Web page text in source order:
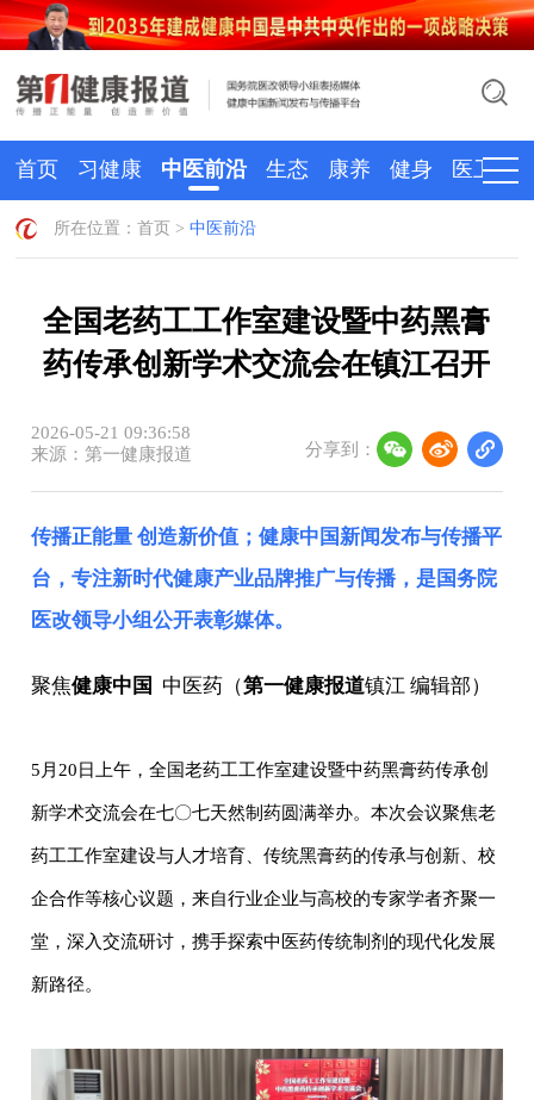
首页 习健康 中医前沿 生态 康养 健身 医卫
所在位置：首页 >中医前沿
全国老药工工作室建设暨中药黑膏
药传承创新学术交流会在镇江召开
2026-05-21 09:36:58
来源：第一健康报道
分享到：
传播正能量 创造新价值；健康中国新闻发布与传播平
台，专注新时代健康产业品牌推广与传播，是国务院
医改领导小组公开表彰媒体。
聚焦健康中国 中医药（第一健康报道镇江 编辑部）
5月20日上午，全国老药工工作室建设暨中药黑膏药传承创
新学术交流会在七〇七天然制药圆满举办。本次会议聚焦老
药工工作室建设与人才培育、传统黑膏药的传承与创新、校
企合作等核心议题，来自行业企业与高校的专家学者齐聚一
堂，深入交流研讨，携手探索中医药传统制剂的现代化发展
新路径。